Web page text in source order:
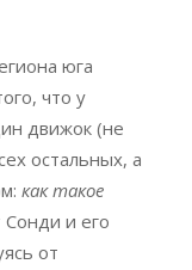
юга
что у
движок (не
остальных, а
как такое
Сонди и его
от